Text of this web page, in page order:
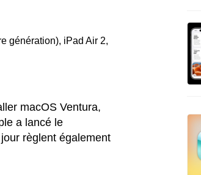
génération), iPad Air 2,
macOS Ventura,
a lancé le
règlent également